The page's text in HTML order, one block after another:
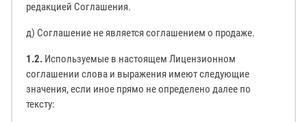
редакцией Соглашения.
д) Соглашение не является соглашением о продаже.
1.2. Используемые в настоящем Лицензионном
соглашении слова и выражения имеют следующие
значения, если иное прямо не определено далее по
тексту: